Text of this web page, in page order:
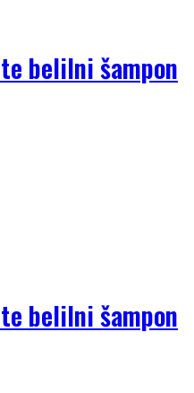
belilni šampon
belilni šampon